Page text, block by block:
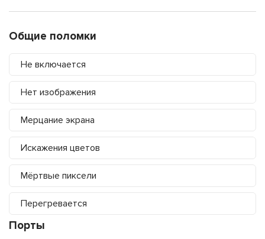
Общие поломки
Не включается
Нет изображения
Мерцание экрана
Искажения цветов
Мёртвые пиксели
Перегревается
Порты